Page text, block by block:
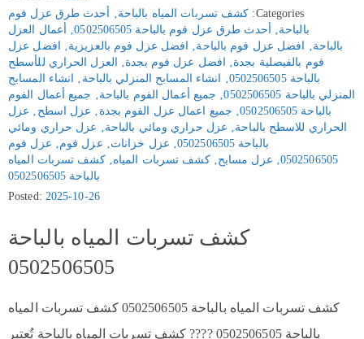
Categories: كشف تسربات المياه بالباحة
أحدث طرق عزل فوم
بالباحة
أحدث طرق عزل فوم بالباحة 0502506505 ‚
أعمال العزل
بالباحة
افضل عزل فوم بالباحة افضل عزل فوم بالعزيزية
افضل عزل
فوم بالفيصلية بجدة
افضل عزل فوم بجدة
العزل الحراري للأسطح
بالباحة 0502506505
انشاء المسابح المنزلي بالباحة
انشاء المسابح
المنزلي بالباحة 0502506505
‚ جميع أعمال الفوم بالباحة
جميع أعمال الفوم
بالباحة 0502506505
‚ جميع اعمال عزل الفوم بجدة عزل اسطح
عزل
الحراري للاسطح بالباحة
عزل حراري ومائي بالباحة
عزل حراري ومائي
بالباحة 0502506505
‚ عزل خزانات عزل فوم
عزل فوم
0502506505
عزل مسابح ‚كشف تسربات المياه ‚كشف تسربات المياه
بالباحة 0502506505
Posted: 2025-10-26
كشف تسربات المياه بالباحة
0502506505
كشف تسربات المياه بالباحة 0502506505 كشف تسربات المياه
بالباحة 0502506505 ???? كشف تسربات المياه بالباحة تُعتبر